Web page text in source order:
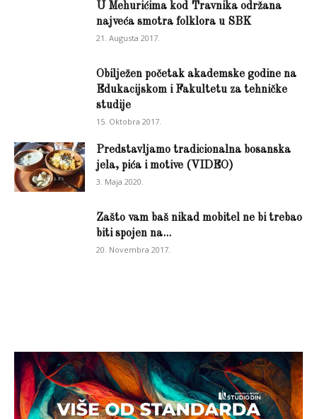
U Mehurićima kod Travnika održana
najveća smotra folklora u SBK
21. Augusta 2017.
Obilježen početak akademske godine na
Edukacijskom i Fakultetu za tehničke
studije
15. Oktobra 2017.
Predstavljamo tradicionalna bosanska
jela, pića i motive (VIDEO)
3. Maja 2020.
Zašto vam baš nikad mobitel ne bi trebao
biti spojen na...
20. Novembra 2017.